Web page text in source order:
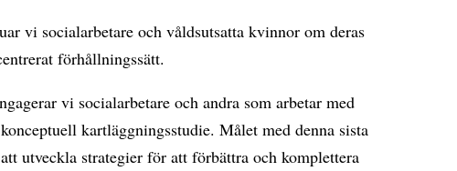
vi socialarbetare och våldsutsatta kvinnor om deras
förhållningssätt.
vi socialarbetare och andra som arbetar med
kartläggningsstudie. Målet med denna sista
utveckla strategier för att förbättra och komplettera